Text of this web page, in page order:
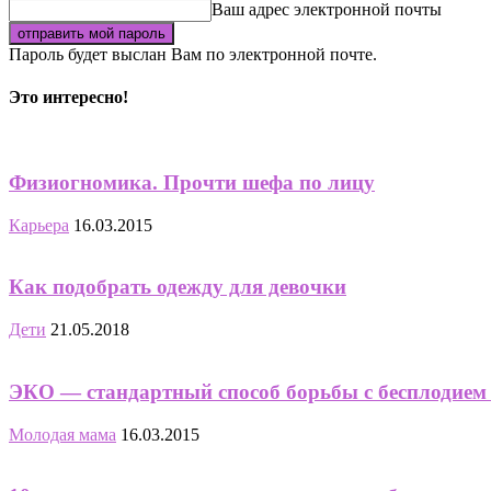
Ваш адрес электронной почты
Пароль будет выслан Вам по электронной почте.
Это интересно!
Физиогномика. Прочти шефа по лицу
Карьера 16.03.2015
Как подобрать одежду для девочки
Дети 21.05.2018
ЭКО — стандартный способ борьбы с бесплодием
Молодая мама 16.03.2015